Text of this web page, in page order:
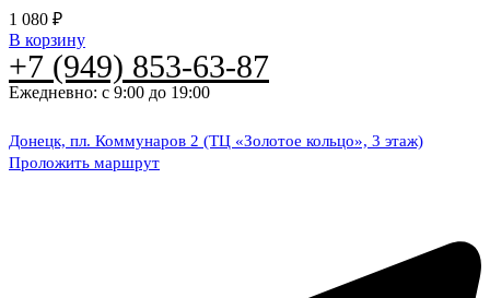
1 080 ₽
В корзину
+7 (949) 853-63-87
Ежедневно: с 9:00 до 19:00
Донецк, пл. Коммунаров 2 (ТЦ «Золотое кольцо», 3 этаж)
Проложить маршрут